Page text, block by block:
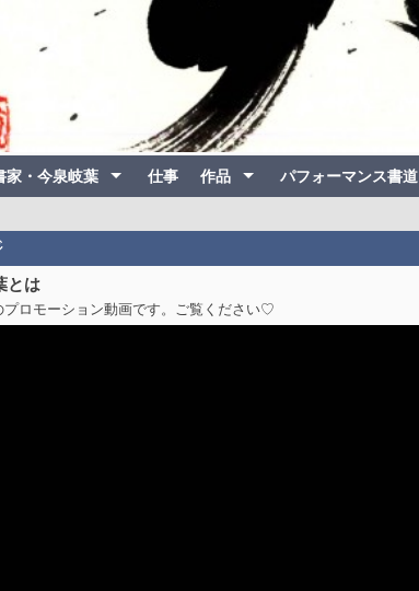
家・今泉岐葉 仕事 作品 パフォーマンス書道
とは
プロモーション動画です。ご覧ください♡